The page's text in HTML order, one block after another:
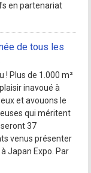
en partenariat
de tous les
! Plus de 1.000 m²
inavoué à
et avouons le
qui méritent
37
venus présenter
Japan Expo. Par